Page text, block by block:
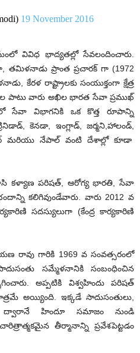
19 November 2016
వివిధ భాద్యతల్లో సేవలందించారు.
తమిళనాడు ప్రాంత ప్రచారక్ గా (1972
కేరళ రాష్ట్రాలకు సంయుక్తంగా క్షేత్ర
పాటు వారు అఖిల భారత సేవా ప్రముఖ్
సేవా విభాగనికి ఒక కొత్త రూపాన్ని
కెనడా, ఇంగ్లాడ్, జర్మని,హాలండ్,
మరియు నేపాల్ వంటి దేశాల్లో కూడా
కళ్యాణ పరిషత్, ఆరోగ్య భారతి, సేవా
కలిగివుండేవారు. వారు 2012 వ
సదస్యులుగా (కేంద్ర కార్యకారిణి
రావు గారికి 1969 వ సంవత్సరంలో
సమ్మేళనానికి సంబంధించిన
అప్పటికి విశ్వహిందు పరిషత్
అయ్యింది. ఇక్కడే సాదుసంతులు,
హిందూ సమాజం నుండి
తీర్మానాన్ని ప్రవేశపెట్టడం